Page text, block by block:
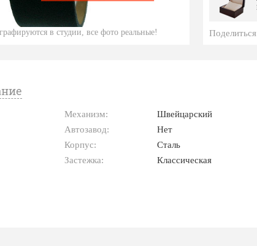
в студии, все фото реальные!
Механизм:
Швейцарский
Автозавод:
Нет
Корпус:
Сталь
Застежка: Классическая